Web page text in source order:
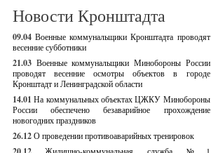
Новости Кронштадта
09.04 Военные коммунальщики Кронштадта проводят
весенние субботники
21.03 Военные коммунальщики Минобороны России
проводят весенние осмотры объектов в городе
Кронштадт и Ленинградской области
14.01 На коммунальных объектах ЦЖКУ Минобороны
России обеспечено безаварийное прохождение
новогодних праздников
26.12О проведении противоаварийных тренировок